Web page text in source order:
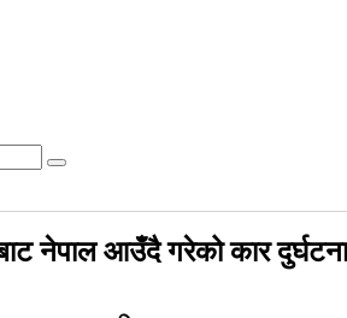
नेपाल आउँदै गरेको कार